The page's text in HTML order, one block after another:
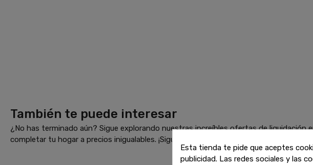
También te puede interesar
¿No has terminado aún? Sigue explorando nuestras increíbles ofertas de
completar tu hogar a precios inigualables. ¡Sigue comprando y aprovecha estos
Esta tienda te pide que aceptes
publicidad. Las redes sociales y las